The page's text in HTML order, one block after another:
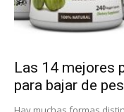
Las 14 mejores
para bajar de